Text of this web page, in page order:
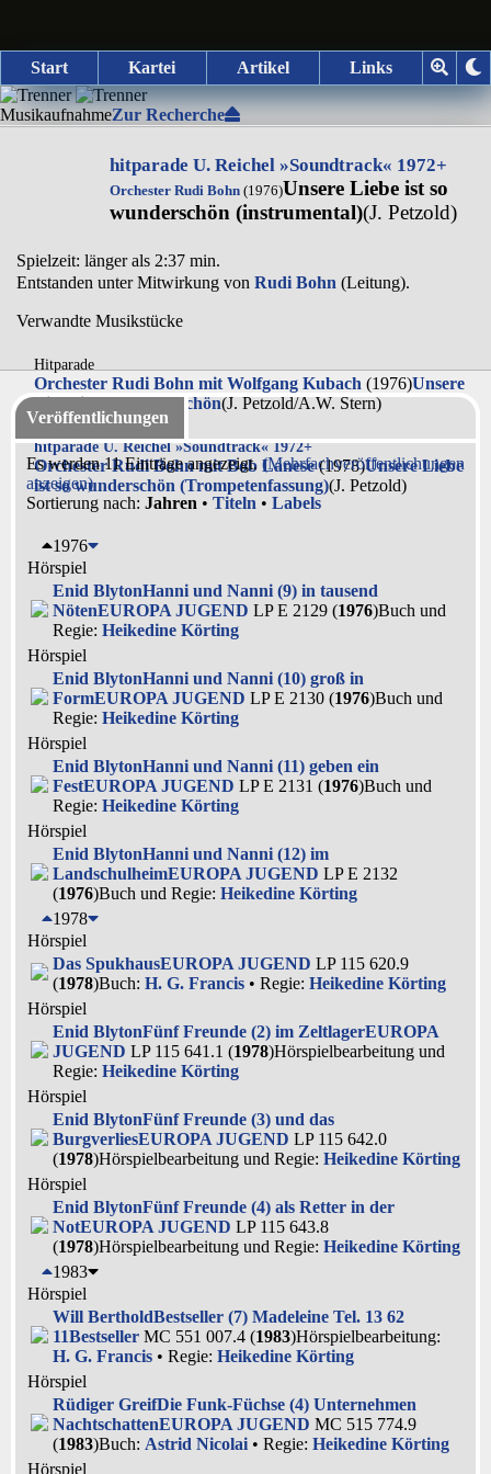
Start Kartei Artikel Links
MusikaufnahmeZur Recherche
hitparade U. Reichel »Soundtrack« 1972+
Orchester Rudi Bohn (1976)Unsere Liebe ist so
wunderschön (instrumental)(J. Petzold)
Spielzeit: länger als 2:37 min.
Entstanden unter Mitwirkung von Rudi Bohn (Leitung).
Verwandte Musikstücke
Hitparade
Orchester Rudi Bohn mit Wolfgang Kubach (1976)Unsere
Liebe ist so wunderschön(J. Petzold/A.W. Stern)
hitparade U. Reichel »Soundtrack« 1972+
Orchester Rudi Bohn mit Bob Lanese(1978)Unsere Liebe
ist so wunderschön (Trompetenfassung)(J. Petzold)
Veröffentlichungen
Es werden 11 Einträge angezeigt. (Mehrfachveröffentlichungen
anzeigen)
Sortierung nach: Jahren • Titeln • Labels
1976
Hörspiel
Enid BlytonHanni und Nanni (9) in tausend
NötenEUROPA JUGEND LP E 2129 (1976)Buch und
Regie: Heikedine Körting
Hörspiel
Enid BlytonHanni und Nanni (10) groß in
FormEUROPA JUGEND LP E 2130 (1976)Buch und
Regie: Heikedine Körting
Hörspiel
Enid BlytonHanni und Nanni (11) geben ein
FestEUROPA JUGEND LP E 2131 (1976)Buch und
Regie: Heikedine Körting
Hörspiel
Enid BlytonHanni und Nanni (12) im
LandschulheimEUROPA JUGEND LP E 2132
(1976)Buch und Regie: Heikedine Körting
1978
Hörspiel
Das SpukhausEUROPA JUGEND LP 115 620.9
(1978)Buch: H. G. Francis • Regie: Heikedine Körting
Hörspiel
Enid BlytonFünf Freunde (2) im ZeltlagerEUROPA
JUGEND LP 115 641.1 (1978)Hörspielbearbeitung und
Regie: Heikedine Körting
Hörspiel
Enid BlytonFünf Freunde (3) und das
BurgverliesEUROPA JUGEND LP 115 642.0
(1978)Hörspielbearbeitung und Regie: Heikedine Körting
Hörspiel
Enid BlytonFünf Freunde (4) als Retter in der
NotEUROPA JUGEND LP 115 643.8
(1978)Hörspielbearbeitung und Regie: Heikedine Körting
1983
Hörspiel
Will BertholdBestseller (7) Madeleine Tel. 13 62
11Bestseller MC 551 007.4 (1983)Hörspielbearbeitung:
H. G. Francis • Regie: Heikedine Körting
Hörspiel
Rüdiger GreifDie Funk-Füchse (4) Unternehmen
NachtschattenEUROPA JUGEND MC 515 774.9
(1983)Buch: Astrid Nicolai • Regie: Heikedine Körting
Hörspiel